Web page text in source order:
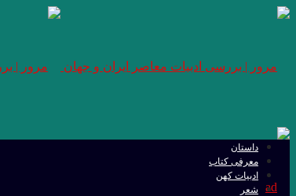
داستان
معرفی کتاب
ادبیات کهن
شعر